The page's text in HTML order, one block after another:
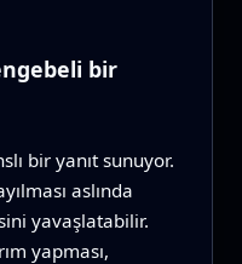
bir
bir yanıt sunuyor.
aslında
yavaşlatabilir.
yapması,